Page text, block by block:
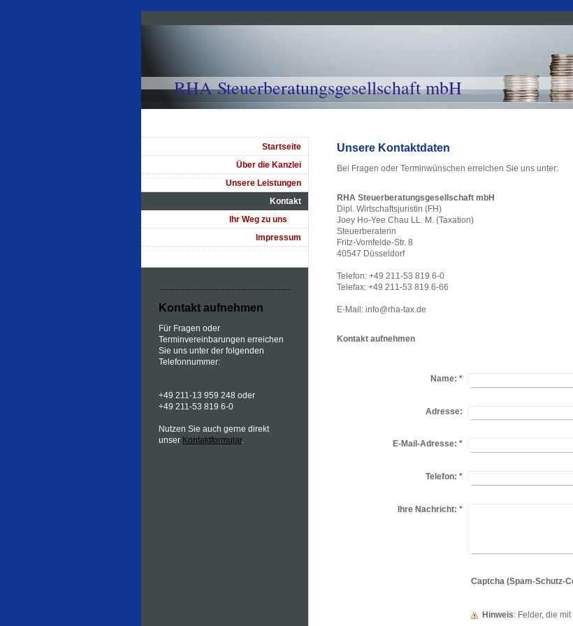
RHA Steuerberatungsgesellschaft mbH
域臣税务顾问有限公司
Unsere Kontaktdaten
Bei Fragen oder Terminwünschen erreichen Sie uns unter:
RHA Steuerberatungsgesellschaft mbH
Dipl. Wirtschaftsjuristin (FH)
Joey Ho-Yee Chau LL. M. (Taxation)
Steuerberaterin
Fritz-Vomfelde-Str. 8
40547 Düsseldorf
Telefon: +49 211-53 819 6-0
Telefax: +49 211-53 819 6-66
E-Mail: info@rha-tax.de
Kontakt aufnehmen
Name: *
Adresse:
E-Mail-Adresse: *
Telefon: *
Ihre Nachricht: *
Hinweis : Felder, die mit
Startseite
Über die Kanzlei
Unsere Leistungen
Kontakt
Ihr Weg zu uns
Impressum
Kontakt aufnehmen
Für Fragen oder
Terminvereinbarungen erreichen
Sie uns unter der folgenden
Telefonnummer:
+49 211-13 959 248 oder
+49 211-53 819 6-0
Nutzen Sie auch gerne direkt
unser Kontaktformular.